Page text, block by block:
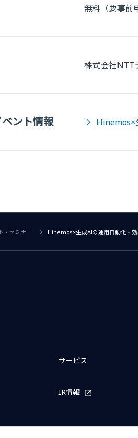
無料（要事前
株式会社NTT
ント情報 Hinemos×
・セミナー Hinemos×生成AIの運用自動化・
サービス
IR情報